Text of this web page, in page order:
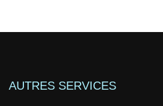
AUTRES SERVICES